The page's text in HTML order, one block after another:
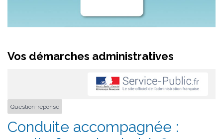
Vos démarches administratives
Question-réponse
Conduite accompagnée :